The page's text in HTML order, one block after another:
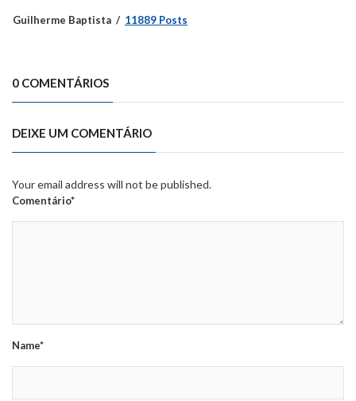
Guilherme Baptista 11889 Posts
0 COMENTÁRIOS
DEIXE UM COMENTÁRIO
Your email address will not be published.
Comentário*
Name*